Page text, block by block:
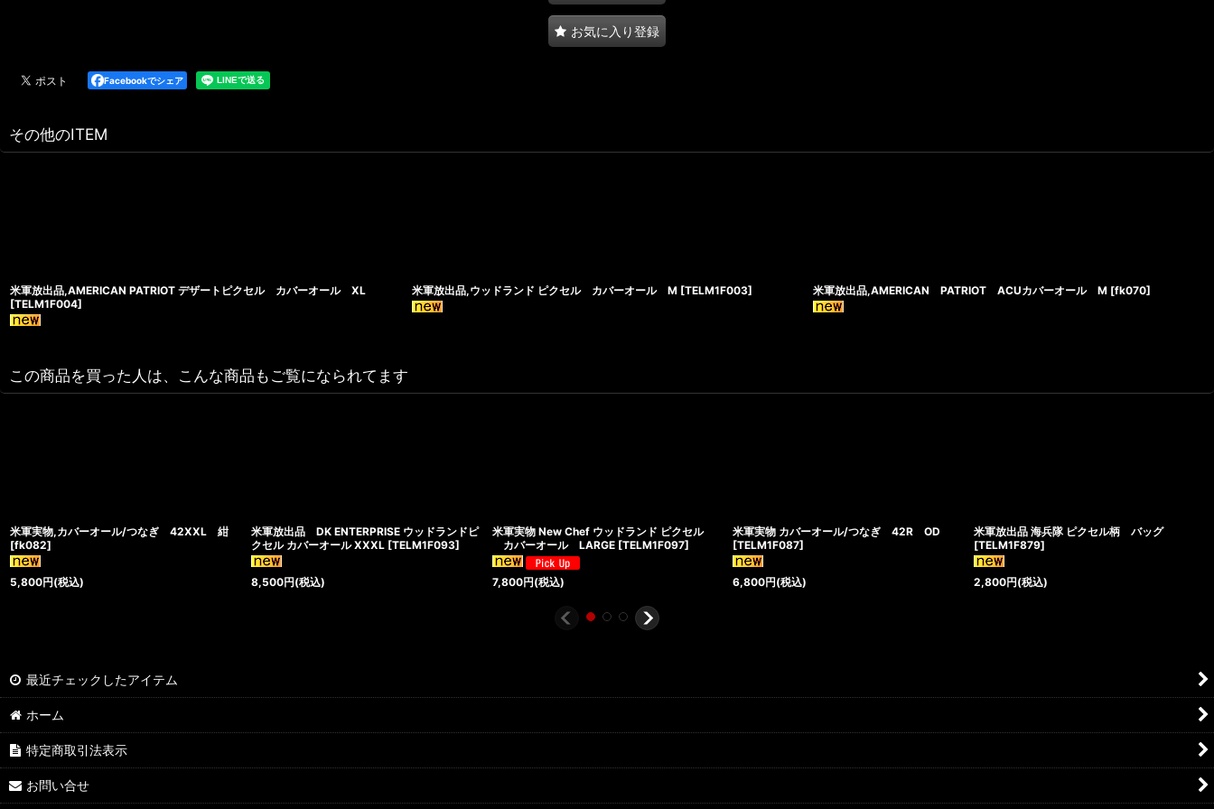
お気に入り登録
Facebookでシェア
その他のITEM
米軍放出品,AMERICAN PATRIOT デザートピクセル カバーオール XL
[TELM1F004]
米軍放出品,ウッドランド ピクセル カバーオール M [TELM1F003] 米軍放出品,AMERICAN PATRIOT ACUカバーオール M [fk070]
この商品を買った人は、こんな商品もご覧になられてます
米軍実物,カバーオール/つなぎ 42XXL 紺
[fk082]
5,800円(税込)
米軍放出品 DK ENTERPRISE ウッドランドピ
クセル カバーオール XXXL [TELM1F093]
8,500円(税込)
米軍実物 New Chef ウッドランド ピクセル
カバーオール LARGE [TELM1F097]
7,800円(税込)
米軍実物 カバーオール/つなぎ 42R OD
[TELM1F087]
6,800円(税込)
米軍放出品 海兵隊 ピクセル柄 バッグ
[TELM1F879]
2,800円(税込)
最近チェックしたアイテム
ホーム
特定商取引法表示
お問い合せ